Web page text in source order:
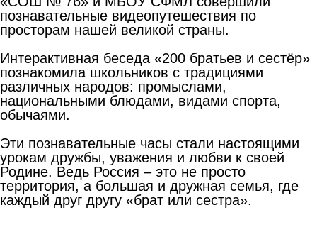
познавательные видеопутешествия по
просторам нашей великой страны.
Интерактивная беседа «200 братьев и сестёр»
познакомила школьников с традициями
различных народов: промыслами,
национальными блюдами, видами спорта,
обычаями.
Эти познавательные часы стали настоящими
урокам дружбы, уважения и любви к своей
Родине. Ведь Россия – это не просто
территория, а большая и дружная семья, где
каждый друг другу «брат или сестра».